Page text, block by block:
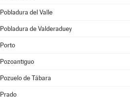
Pobladura del Valle
Pobladura de Valderaduey
Porto
Pozoantiguo
Pozuelo de Tábara
Prado